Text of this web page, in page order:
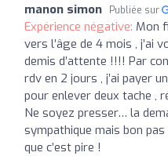
manon simon Publiée sur
Expérience négative: Mon
vers l’âge de 4 mois , j’ai
demis d’attente !!!! Par
rdv en 2 jours , j’ai payer
pour enlever deux tache ,
Ne soyez presser… la
sympathique mais bon
que c’est pire !